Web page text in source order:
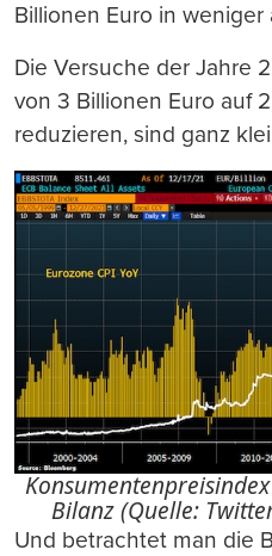
Billionen Euro in weniger
Die Versuche der Jahre
von 3 Billionen Euro auf
reduzieren, sind ganz
Bilanz (Quelle:
Und betrachtet man die